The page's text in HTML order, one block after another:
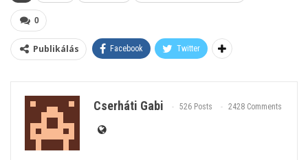
0
Publikálás Facebook Twitter
Cserháti Gabi 526 Posts 2428 Comments